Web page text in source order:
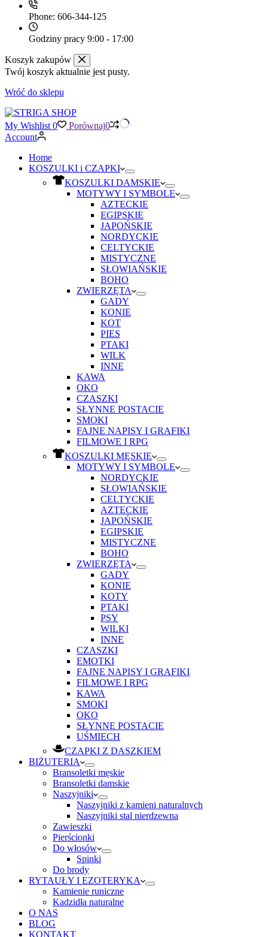
Phone: 606-344-125
Godziny pracy 9:00 - 17:00
Koszyk zakupów
Twój koszyk aktualnie jest pusty.
Wróć do sklepu
My Wishlist 0 Porównaj0
Account
Home
KOSZULKI i CZAPKI
KOSZULKI DAMSKIE
MOTYWY I SYMBOLE
AZTECKIE
EGIPSKIE
JAPOŃSKIE
NORDYCKIE
CELTYCKIE
MISTYCZNE
SŁOWIAŃSKIE
BOHO
ZWIERZĘTA
GADY
KONIE
KOT
PIES
PTAKI
WILK
INNE
KAWA
OKO
CZASZKI
SŁYNNE POSTACIE
SMOKI
FAJNE NAPISY I GRAFIKI
FILMOWE I RPG
KOSZULKI MĘSKIE
MOTYWY I SYMBOLE
NORDYCKIE
SŁOWIAŃSKIE
CELTYCKIE
AZTECKIE
JAPOŃSKIE
EGIPSKIE
MISTYCZNE
BOHO
ZWIERZĘTA
GADY
KONIE
KOTY
PTAKI
PSY
WILKI
INNE
CZASZKI
EMOTKI
FAJNE NAPISY I GRAFIKI
FILMOWE I RPG
KAWA
SMOKI
OKO
SŁYNNE POSTACIE
UŚMIECH
CZAPKI Z DASZKIEM
BIŻUTERIA
Bransoletki męskie
Bransoletki damskie
Naszyjniki
Naszyjniki z kamieni naturalnych
Naszyjniki stal nierdzewna
Zawieszki
Pierścionki
Do włosów
Spinki
Do brody
RYTAUŁY I EZOTERYKA
Kamienie runiczne
Kadzidła naturalne
O NAS
BLOG
KONTAKT